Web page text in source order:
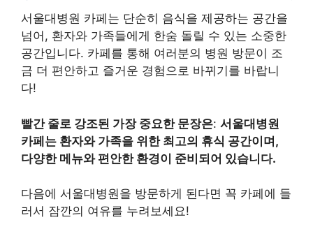
서울대병원 카페는 단순히 음식을 제공하는 공간을
넘어, 환자와 가족들에게 한숨 돌릴 수 있는 소중한
공간입니다. 카페를 통해 여러분의 병원 방문이 조
금 더 편안하고 즐거운 경험으로 바뀌기를 바랍니
다!
빨간 줄로 강조된 가장 중요한 문장은: 서울대병원
카페는 환자와 가족을 위한 최고의 휴식 공간이며,
다양한 메뉴와 편안한 환경이 준비되어 있습니다.
다음에 서울대병원을 방문하게 된다면 꼭 카페에 들
러서 잠깐의 여유를 누려보세요!